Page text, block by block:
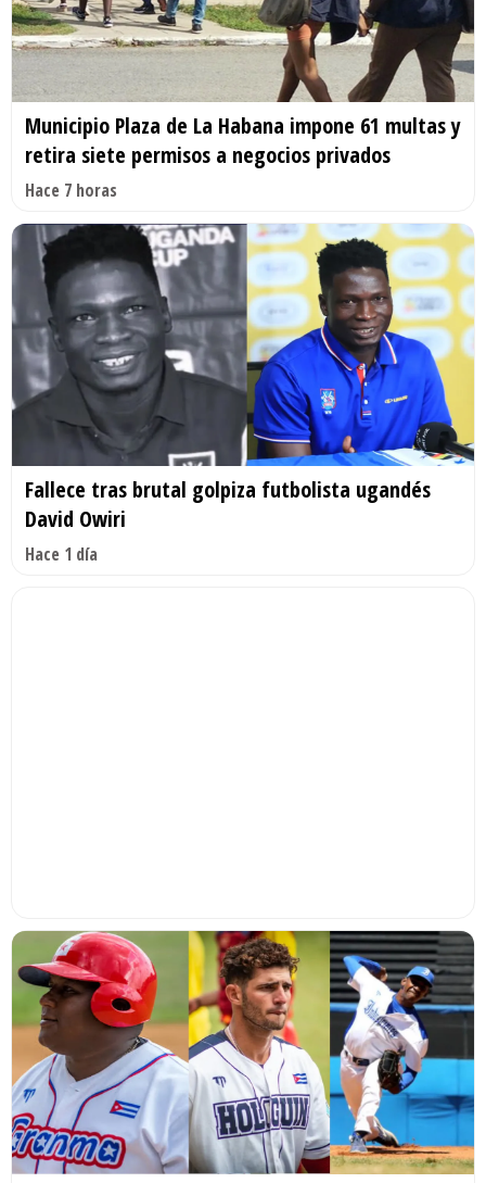
Municipio Plaza de La Habana impone 61 multas y
retira siete permisos a negocios privados
Hace 7 horas
Fallece tras brutal golpiza futbolista ugandés
David Owiri
Hace 1 día